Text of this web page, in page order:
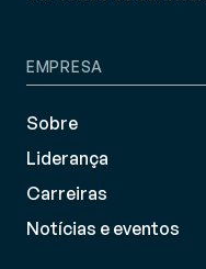
EMPRESA
Sobre
Liderança
Carreiras
Notícias e eventos